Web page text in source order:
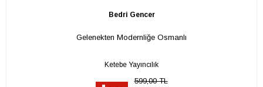
Bedri Gencer
Gelenekten Modernliğe Osmanlı
Ketebe Yayıncılık
599,00 TL